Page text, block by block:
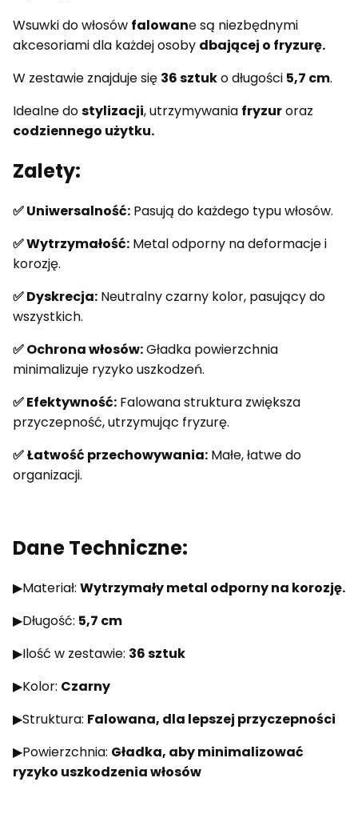
Wsuwki do włosów falowane są niezbędnymi
akcesoriami dla każdej osoby dbającej o fryzurę.
W zestawie znajduje się 36 sztuko długości 5,7 cm.
Idealne dostylizacji, utrzymywania fryzuroraz
codziennego użytku.
Zalety:
✅ Uniwersalność: Pasują do każdego typu włosów.
✅ Wytrzymałość: Metal odporny na deformacje i
korozję.
✅ Dyskrecja: Neutralny czarny kolor, pasujący do
wszystkich.
✅ Ochrona włosów:Gładka powierzchnia
minimalizuje ryzyko uszkodzeń.
✅ Efektywność: Falowana struktura zwiększa
przyczepność, utrzymując fryzurę.
✅Łatwość przechowywania: Małe, łatwe do
organizacji.
Dane Techniczne:
▶Materiał: Wytrzymały metal odporny na korozję.
▶Długość: 5,7 cm
▶Ilość w zestawie: 36 sztuk
▶Kolor: Czarny
▶Struktura: Falowana, dla lepszej przyczepności
▶Powierzchnia: Gładka, aby minimalizować
ryzyko uszkodzenia włosów